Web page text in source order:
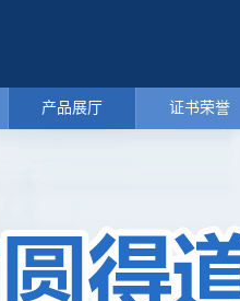
产品展厅 证书荣誉